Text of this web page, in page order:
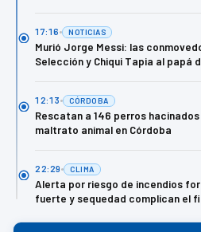
17:16 NOTICIAS
Murió Jorge Messi: las
Selección y Chiqui Tapia al papá
12:13 CÓRDOBA
Rescatan a 146 perros
maltrato animal en Córdoba
22:29 CLIMA
Alerta por riesgo de incendios
fuerte y sequedad complican el